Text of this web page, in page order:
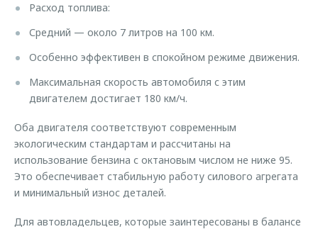
Расход топлива:
Средний — около 7 литров на 100 км.
Особенно эффективен в спокойном режиме движения.
Максимальная скорость автомобиля с этим
двигателем достигает 180 км/ч.
Оба двигателя соответствуют современным
экологическим стандартам и рассчитаны на
использование бензина с октановым числом не ниже 95.
Это обеспечивает стабильную работу силового агрегата
и минимальный износ деталей.
Для автовладельцев, которые заинтересованы в балансе